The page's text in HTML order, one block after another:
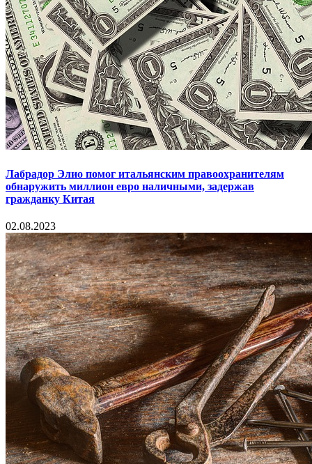
Лабрадор Элио помог итальянским правоохранителям
обнаружить миллион евро наличными, задержав
гражданку Китая
02.08.2023